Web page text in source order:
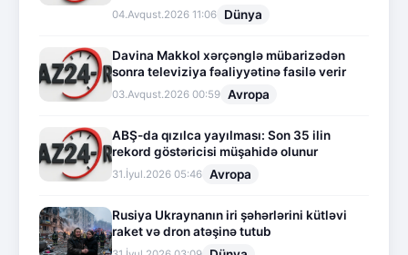
04.Avqust.2026 11:06 Dünya
Davina Makkol xərçənglə mübarizədən
sonra televiziya fəaliyyətinə fasilə verir
03.Avqust.2026 00:59 Avropa
ABŞ-da qızılca yayılması: Son 35 ilin
rekord göstəricisi müşahidə olunur
31.İyul.2026 05:46 Avropa
Rusiya Ukraynanın iri şəhərlərini kütləvi
raket və dron atəşinə tutub